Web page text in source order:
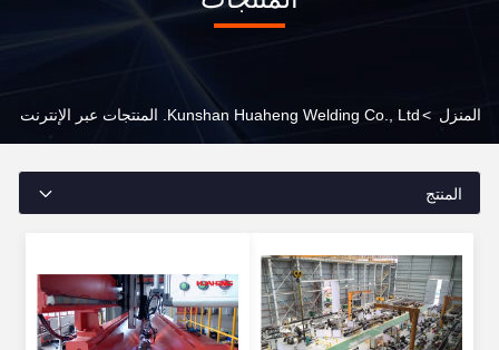
المنزل >Kunshan Huaheng Welding Co., Ltd. المنتجات عبر الإنترنت
المنتج